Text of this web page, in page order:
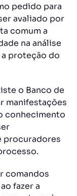
pedido para
avaliado por
comum a
na análise
proteção do
o Banco de
manifestações
conhecimento
procuradores
comandos
fazer a